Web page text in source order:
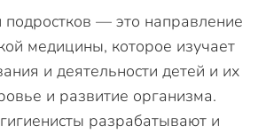
подростков — это направление
медицины, которое изучает
и деятельности детей и их
и развитие организма.
разрабатывают и